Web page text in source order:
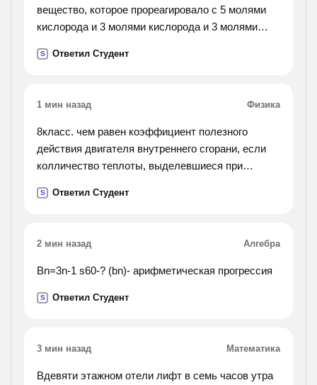
вещество, которое прореагировало с 5 молями
кислорода и 3 молями кислорода и 3 молями
азота и кислорода в оставшейся газовой смеси
S Ответил Студент
1 мин назад Физика
8класс. чем равен коэффициент полезного
действия двигателя внутреннего сгорани, если
колличество теплоты, выделевшиеся при
совершенная полезная работа двиготеля ровно
S Ответил Студент
2 мин назад Алгебра
Bn=3n-1 s60-? (bn)- арифметическая прогрессия
S Ответил Студент
3 мин назад Математика
Вдевяти этажном отели лифт в семь часов утра